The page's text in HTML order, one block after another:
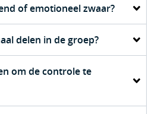
of emotioneel zwaar?
delen in de groep?
om de controle te